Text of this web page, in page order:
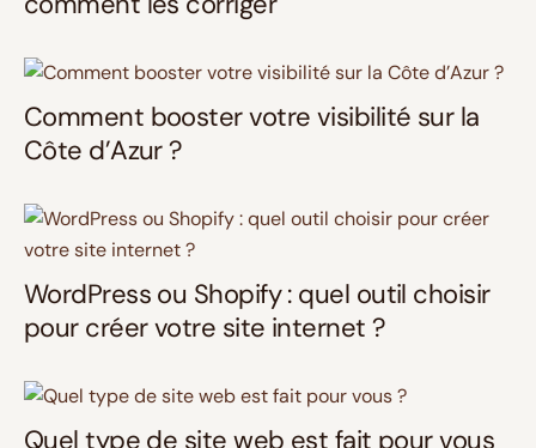
Comment booster votre visibilité sur la
Côte d’Azur ?
WordPress ou Shopify : quel outil choisir
pour créer votre site internet ?
Quel type de site web est fait pour vous